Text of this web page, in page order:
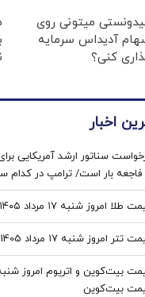
میتونی روی
آدیداس سرمایه
کنی؟
اخبار
سناتور ارشد آمریکایی
به مردم اهمیت می‌دهد؟
امروز شنبه ۱۷ مرداد ۱۴۰۵/ افزایش قیمت طلا
امروز شنبه ۱۷ مرداد 1405 / کاهش قیمت تتر
بیت‌کوین